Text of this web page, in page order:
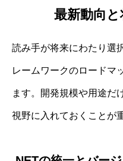
最新動向
読み手が将来にわたり選
レームワークのロードマ
ます。開発規模や用途だ
視野に入れておくことが